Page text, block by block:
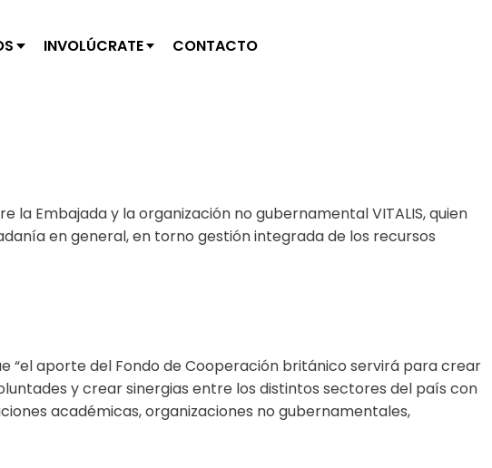
INVOLÚCRATE CONTACTO
Embajada y la organización no gubernamental VITALIS, quien
en general, en torno gestión integrada de los recursos
“el aporte del Fondo de Cooperación británico servirá para crear
y crear sinergias entre los distintos sectores del país con
académicas, organizaciones no gubernamentales,